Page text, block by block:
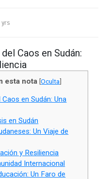
yrs
Caos en Sudán:
esta nota [Oculta]
en Sudán: Una
en Sudán
Un Viaje de
y Resiliencia
Internacional
Un Faro de